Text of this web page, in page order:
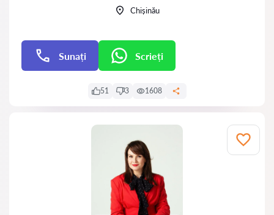
Chișinău
Sunați Scrieți
51 3 1608